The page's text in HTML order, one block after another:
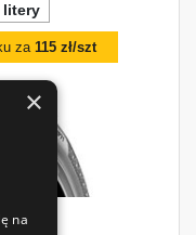
litery
za 115 zł/szt
×
na